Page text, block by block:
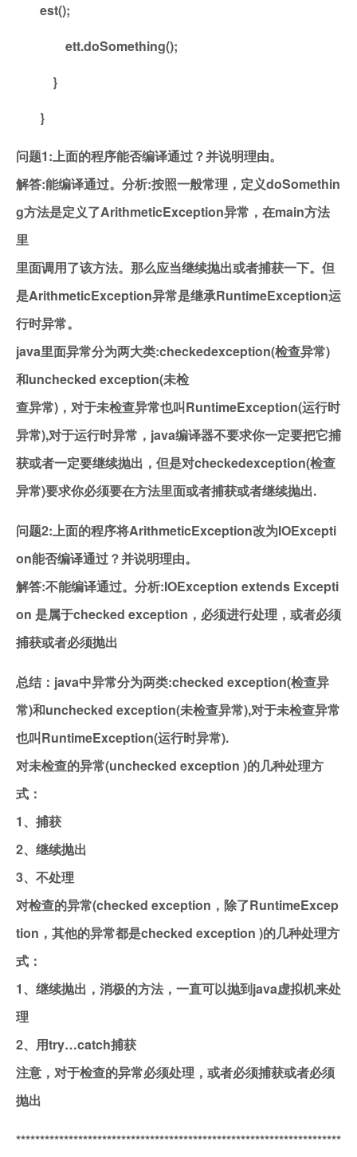
est();
ett.doSomething();
}
}
问题1:上面的程序能否编译通过？并说明理由。
解答:能编译通过。分析:按照一般常理，定义doSomethin
g方法是定义了ArithmeticException异常，在main方法
里
里面调用了该方法。那么应当继续抛出或者捕获一下。但
是ArithmeticException异常是继承RuntimeException运
行时异常。
java里面异常分为两大类:checkedexception(检查异常)
和unchecked exception(未检
查异常)，对于未检查异常也叫RuntimeException(运行时
异常),对于运行时异常，java编译器不要求你一定要把它捕
获或者一定要继续抛出，但是对checkedexception(检查
异常)要求你必须要在方法里面或者捕获或者继续抛出.
问题2:上面的程序将ArithmeticException改为IOExcepti
on能否编译通过？并说明理由。
解答:不能编译通过。分析:IOException extends Excepti
on 是属于checked exception，必须进行处理，或者必须
捕获或者必须抛出
总结：java中异常分为两类:checked exception(检查异
常)和unchecked exception(未检查异常),对于未检查异常
也叫RuntimeException(运行时异常).
对未检查的异常(unchecked exception )的几种处理方
式：
1、捕获
2、继续抛出
3、不处理
对检查的异常(checked exception，除了RuntimeExcep
tion，其他的异常都是checked exception )的几种处理方
式：
1、继续抛出，消极的方法，一直可以抛到java虚拟机来处
理
2、用try…catch捕获
注意，对于检查的异常必须处理，或者必须捕获或者必须
抛出
********************************************************************